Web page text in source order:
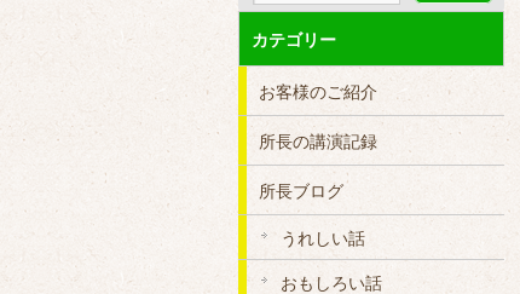
カテゴリー
お客様のご紹介
所長の講演記録
所長ブログ
うれしい話
おもしろい話